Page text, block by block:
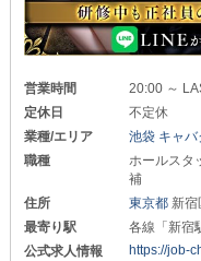
営業時間
20:00 ～
定休日
不定休
業種/エリア
池袋 キャバ
職種
ホールスタ
補
住所
東京都 新
最寄り駅
各線「新宿
公式求人情報
https://job-